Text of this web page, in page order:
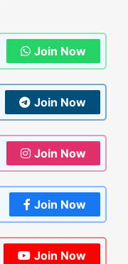
Join Now
Join Now
Join Now
Join Now
Join Now